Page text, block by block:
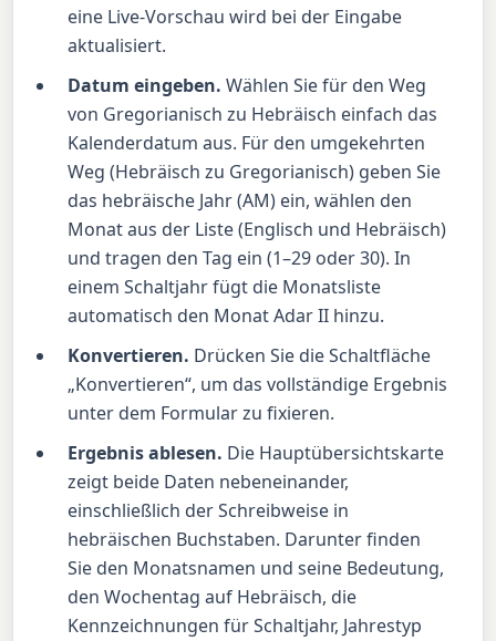
eine Live-Vorschau wird bei der Eingabe
aktualisiert.
Datum eingeben. Wählen Sie für den Weg
von Gregorianisch zu Hebräisch einfach das
Kalenderdatum aus. Für den umgekehrten
Weg (Hebräisch zu Gregorianisch) geben Sie
das hebräische Jahr (AM) ein, wählen den
Monat aus der Liste (Englisch und Hebräisch)
und tragen den Tag ein (1–29 oder 30). In
einem Schaltjahr fügt die Monatsliste
automatisch den Monat Adar II hinzu.
Konvertieren. Drücken Sie die Schaltfläche
„Konvertieren“, um das vollständige Ergebnis
unter dem Formular zu fixieren.
Ergebnis ablesen. Die Hauptübersichtskarte
zeigt beide Daten nebeneinander,
einschließlich der Schreibweise in
hebräischen Buchstaben. Darunter finden
Sie den Monatsnamen und seine Bedeutung,
den Wochentag auf Hebräisch, die
Kennzeichnungen für Schaltjahr, Jahrestyp